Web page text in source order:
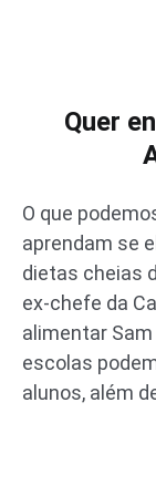
Quer
O que
aprendam se
dietas cheias
ex-chefe da
alimentar
escolas
alunos, além